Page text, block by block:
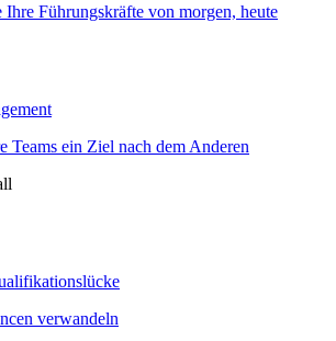
Führungskräfte von morgen, heute
Teams ein Ziel nach dem Anderen
verwandeln